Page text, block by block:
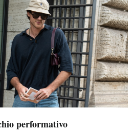
performativo